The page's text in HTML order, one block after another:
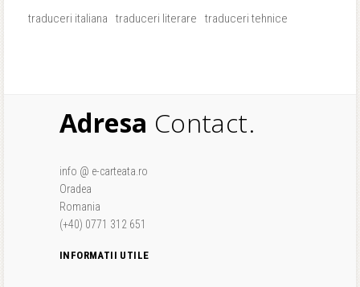
traduceri italiana
traduceri literare traduceri tehnice
Adresa Contact.
info @ e-carteata.ro
Oradea
Romania
(+40) 0771 312 651
INFORMATII UTILE